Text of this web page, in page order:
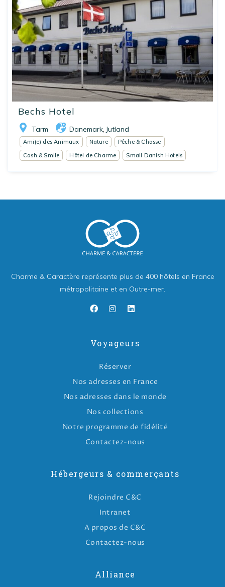
Bechs Hotel
Tarm Danemark Jutland
Ami(e) des Animaux Nature
Pêche & Chasse
Cash & Smile
Hôtel de Charme Small Danish Hotels
Charme & Caractère représente plus de 400 hôtels en France
métropolitaine et en Outre-mer.
Voyageurs
Réserver
Nos adresses en France
Nos adresses dans le monde
Nos collections
Notre programme de fidélité
Contactez-nous
Hébergeurs & commerçants
Rejoindre C&C
Intranet
A propos de C&C
Contactez-nous
Alliance